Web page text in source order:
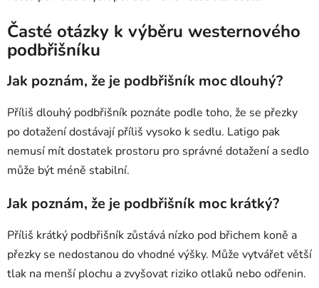
Časté otázky k výběru westernového
podbřišníku
Jak poznám, že je podbřišník moc dlouhý?
Příliš dlouhý podbřišník poznáte podle toho, že se přezky
po dotažení dostávají příliš vysoko k sedlu. Latigo pak
nemusí mít dostatek prostoru pro správné dotažení a sedlo
může být méně stabilní.
Jak poznám, že je podbřišník moc krátký?
Příliš krátký podbřišník zůstává nízko pod břichem koně a
přezky se nedostanou do vhodné výšky. Může vytvářet větší
tlak na menší plochu a zvyšovat riziko otlaků nebo odřenin.